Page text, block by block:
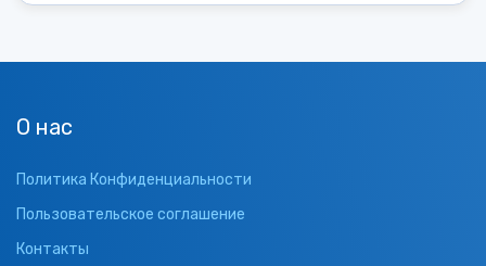
О нас
Политика Конфиденциальности
Пользовательское соглашение
Контакты